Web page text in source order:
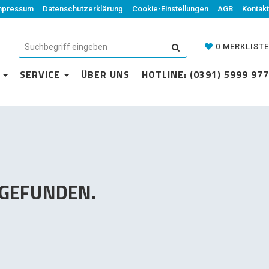
Datenschutzerklärung Cookie-Einstellungen AGB Kontakt
0 MERKLISTE
ÜBER UNS HOTLINE: (0391) 5999 977
Datenschutzerklärung Cookie-Einstellungen AGB Kontakt
0 MERKLISTE
SERVICE ÜBER UNS HOTLINE: (0391) 5999 977